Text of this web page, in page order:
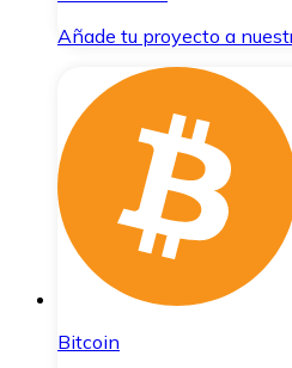
Añade tu proyecto a
Bitcoin